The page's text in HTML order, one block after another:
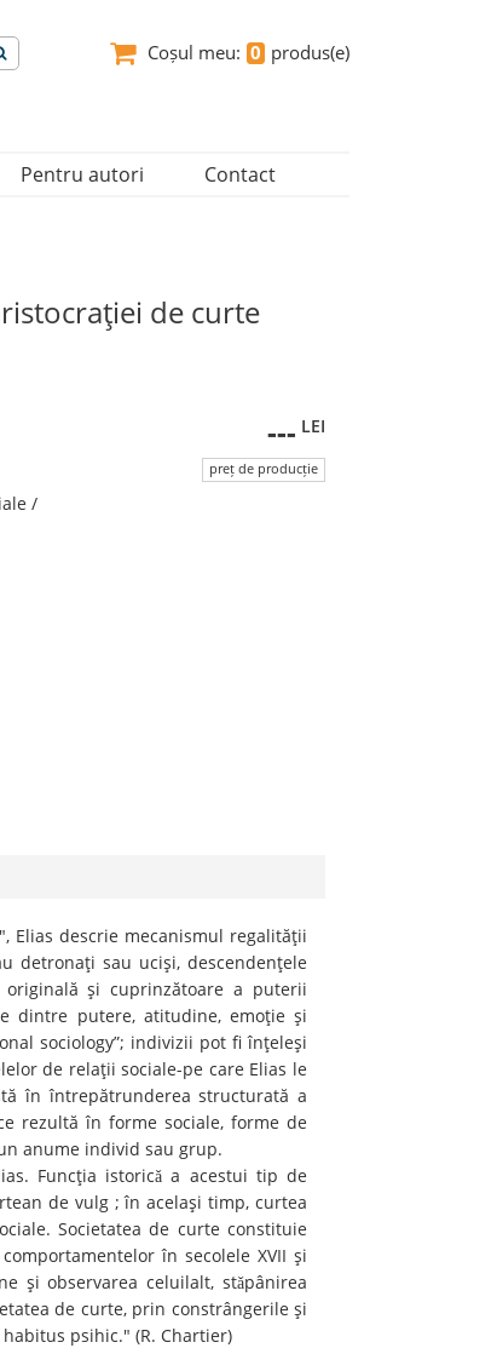
Coșul meu: 0 produs(e)
Pentru autori Contact
de curte
/
--- LEI
preț de producție
Elias descrie mecanismul regalităţii
detronaţi sau ucişi, descendenţele
şi cuprinzătoare a puterii
dintre putere, atitudine, emoţie şi
sociology”; indivizii pot fi înţeleşi
de relaţii sociale-pe care Elias le
în întrepătrunderea structurată a
rezultă în forme sociale, forme de
anume individ sau grup.
Funcţia istoricǎ a acestui tip de
de vulg ; în acelaşi timp, curtea
Societatea de curte constituie
în secolele XVII şi
şi observarea celuilalt, stǎpânirea
de curte, prin constrângerile şi
psihic." (R. Chartier)